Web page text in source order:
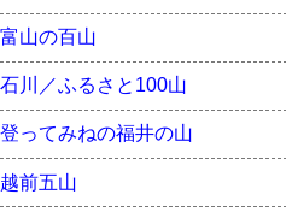
富山の百山
石川／ふるさと100山
登ってみねの福井の山
越前五山